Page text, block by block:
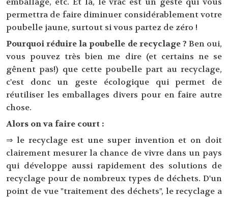
permettra de faire diminuer considérablement votre
poubelle jaune, surtout si vous partez de zéro !
Pourquoi réduire la poubelle de recyclage ? Ben oui,
vous pouvez très bien me dire (et certains ne se
gênent pas!) que cette poubelle part au recyclage,
c'est donc un geste écologique qui permet de
réutiliser les emballages divers pour en faire autre
chose.
Alors on va faire court :
⇒ le recyclage est une super invention et on doit
clairement mesurer la chance de vivre dans un pays
qui développe aussi rapidement des solutions de
recyclage pour de nombreux types de déchets. D'un
point de vue "traitement des déchets", le recyclage a